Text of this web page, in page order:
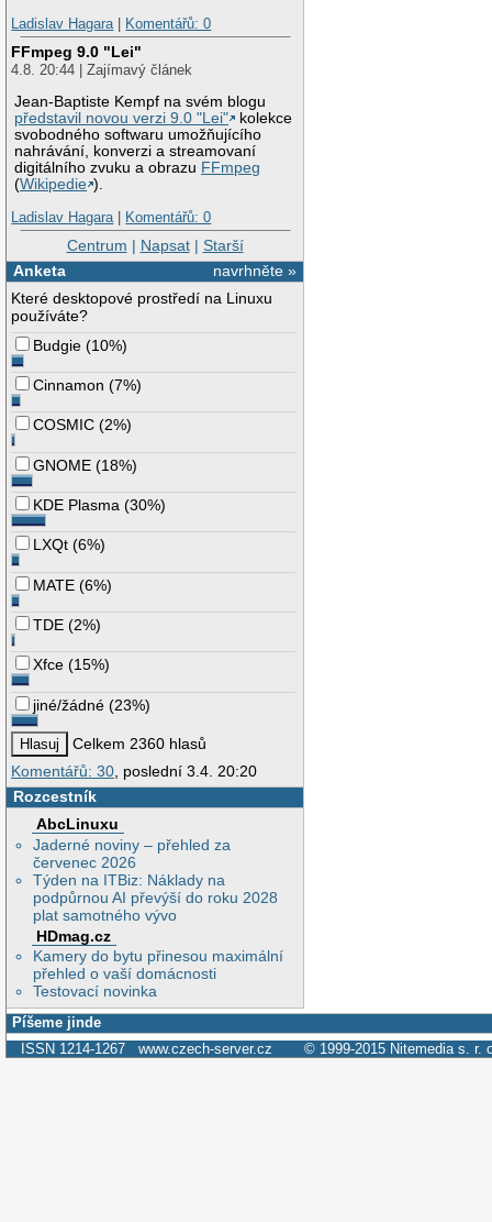
Ladislav Hagara | Komentářů: 0
FFmpeg 9.0 "Lei"
4.8. 20:44 | Zajímavý článek
Jean-Baptiste Kempf na svém blogu
představil novou verzi 9.0 "Lei"
kolekce
svobodného softwaru umožňujícího
nahrávání, konverzi a streamovaní
digitálního zvuku a obrazu FFmpeg
(Wikipedie ).
Ladislav Hagara | Komentářů: 0
Centrum | Napsat| Starší
navrhněte »
Anketa
Které desktopové prostředí na Linuxu
používáte?
Budgie (10%)
Cinnamon (7%)
COSMIC (2%)
GNOME (18%)
KDE Plasma (30%)
LXQt (6%)
MATE (6%)
TDE (2%)
Xfce (15%)
jiné/žádné (23%)
Celkem 2360 hlasů
Komentářů: 30, poslední 3.4. 20:20
Rozcestník
AbcLinuxu
Jaderné noviny – přehled za
červenec 2026
Týden na ITBiz: Náklady na
podpůrnou AI převýší do roku 2028
plat samotného vývo
HDmag.cz
Kamery do bytu přinesou maximální
přehled o vaší domácnosti
Testovací novinka
Píšeme jinde
ISSN 1214-1267 www.czech-server.cz © 1999-2015 Nitemedia s. r.